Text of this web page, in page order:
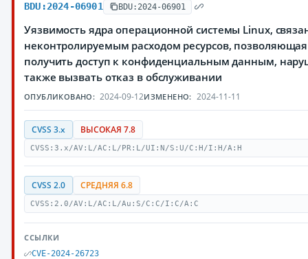
BDU:2024-06901 BDU:2024-06901
Уязвимость ядра операционной системы Linux,
неконтролируемым расходом ресурсов,
получить доступ к конфиденциальным данным,
также вызвать отказ в обслуживании
ОПУБЛИКОВАНО: 2024-09-12ИЗМЕНЕНО: 2024-11-11
CVSS 3.x ВЫСОКАЯ 7.8
CVSS:3.x/AV:L/AC:L/PR:L/UI:N/S:U/C:H/I:H/A:H
CVSS 2.0 СРЕДНЯЯ 6.8
CVSS:2.0/AV:L/AC:L/Au:S/C:C/I:C/A:C
ССЫЛКИ
CVE-2024-26723